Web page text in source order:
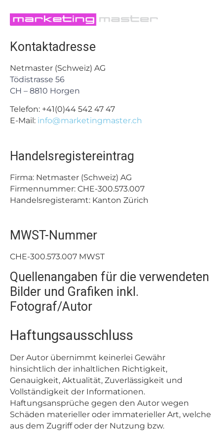
Kontaktadresse
Netmaster (Schweiz) AG
Tödistrasse 56
CH – 8810 Horgen
Telefon: +41(0)44 542 47 47
E-Mail: info@marketingmaster.ch
Handelsregistereintrag
Firma: Netmaster (Schweiz) AG
Firmennummer: CHE-300.573.007
Handelsregisteramt: Kanton Zürich
MWST-Nummer
CHE-300.573.007 MWST
Quellenangaben für die verwendeten
Bilder und Grafiken inkl.
Fotograf/Autor
Haftungsausschluss
Der Autor übernimmt keinerlei Gewähr
hinsichtlich der inhaltlichen Richtigkeit,
Genauigkeit, Aktualität, Zuverlässigkeit und
Vollständigkeit der Informationen.
Haftungsansprüche gegen den Autor wegen
Schäden materieller oder immaterieller Art, welche
aus dem Zugriff oder der Nutzung bzw.